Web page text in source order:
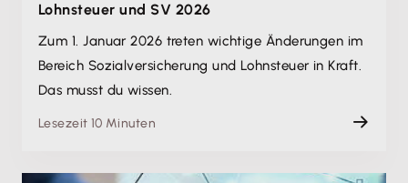
Lohnsteuer und SV 2026
Zum 1. Januar 2026 treten wichtige Änderungen im
Bereich Sozialversicherung und Lohnsteuer in Kraft.
Das musst du wissen.
Lesezeit 10 Minuten